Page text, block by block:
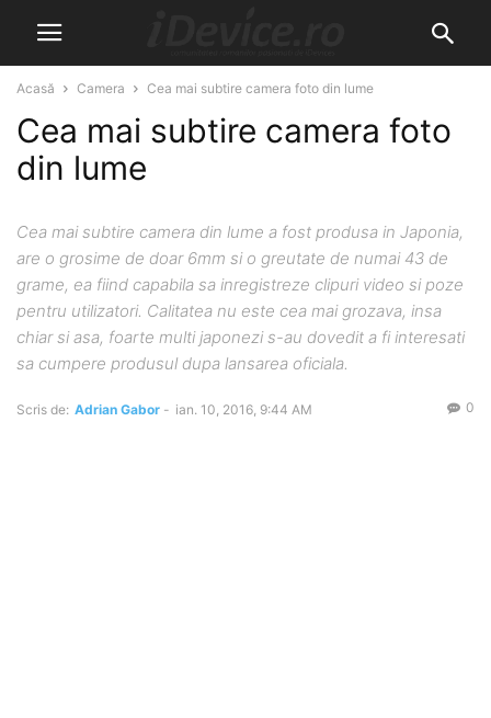
Acasă Camera Cea mai subtire camera foto din lume
Cea mai subtire camera foto
din lume
Cea mai subtire camera din lume a fost produsa in Japonia,
are o grosime de doar 6mm si o greutate de numai 43 de
grame, ea fiind capabila sa inregistreze clipuri video si poze
pentru utilizatori. Calitatea nu este cea mai grozava, insa
chiar si asa, foarte multi japonezi s-au dovedit a fi interesati
sa cumpere produsul dupa lansarea oficiala.
Scris de: Adrian Gabor - ian. 10, 2016, 9:44 AM 0